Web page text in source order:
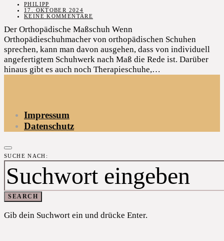
PHILIPP
17. OKTOBER 2024
KEINE KOMMENTARE
Der Orthopädische Maßschuh Wenn
Orthopädieschuhmacher von orthopädischen Schuhen
sprechen, kann man davon ausgehen, dass von individuell
angefertigtem Schuhwerk nach Maß die Rede ist. Darüber
hinaus gibt es auch noch Therapieschuhe,…
Impressum
Datenschutz
SUCHE NACH:
SEARCH
Gib dein Suchwort ein und drücke Enter.